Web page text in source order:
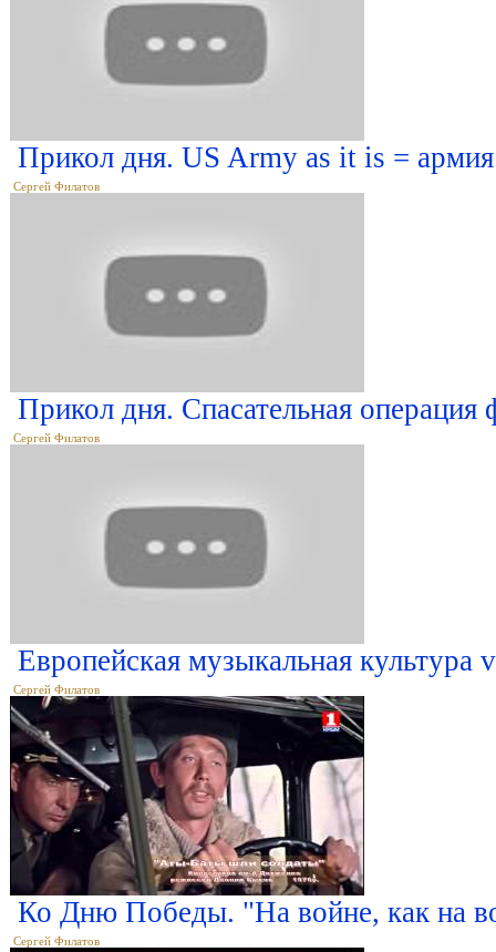
Прикол дня. US Army as it is =
Сергей Филатов
Прикол дня. Спасательная
Сергей Филатов
Европейская музыкальная
Сергей Филатов
Ко Дню Победы. "На войне, как на
Сергей Филатов